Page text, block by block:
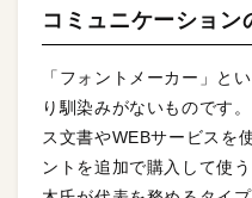
コミュニケーション
「フォントメーカー」と
り馴染みがないものです
ス文書やWEBサービスを
ントを追加で購入して使